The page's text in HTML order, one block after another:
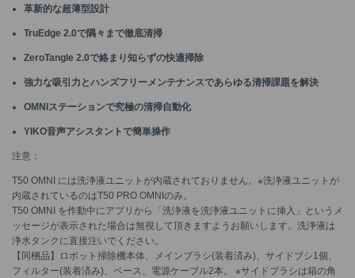
革新的な超薄型設計
TruEdge 2.0で隅々まで徹底清掃
ZeroTangle 2.0で絡まり知らずの快適掃除
強力な吸引力とハンズフリーメンテナンスであらゆる清掃課題を解決
OMNIステーションで究極の清掃自動化
YIKO音声アシスタントで簡単操作
注意：
T50 OMNI には洗浄液ユニットが内蔵されておりません。※洗浄液ユニットが
内蔵されているのはT50 PRO OMNIのみ。
T50 OMNI を作動中にアプリから「洗浄液を洗浄液ユニットに挿入」というメ
ッセージが表示された場合は無視して頂きますようお願いします。洗浄液は
浄水タンクに直接注いでください。
【同梱品】ロボット掃除機本体、メインブラシ(装着済み)、サイドブシ1個、
フィルター(装着済み)、ベース、電源ケーブル2本。 ※サイドブラシは箱の角